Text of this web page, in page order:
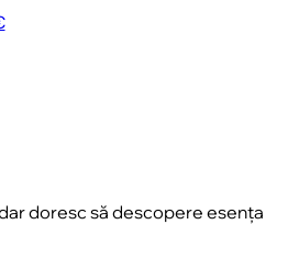
doresc să descopere esența